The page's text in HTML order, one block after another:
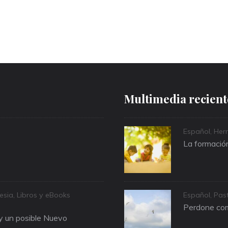
, Libros y eBooks
un posible Nuevo
Multimedia
Categories
Español,
La
Categories
Español,
Perdone